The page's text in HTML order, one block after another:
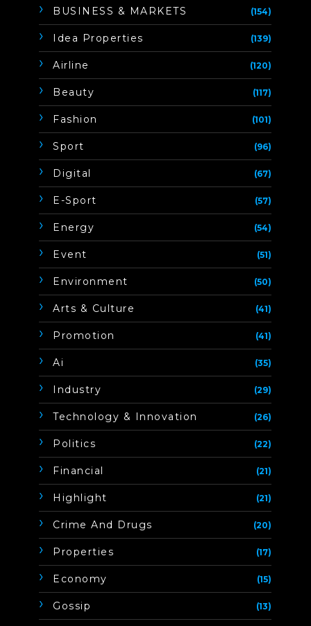
BUSINESS & MARKETS (154)
Idea Properties (139)
Airline (120)
Beauty (117)
Fashion (101)
Sport (96)
Digital (67)
E-Sport (57)
Energy (54)
Event (51)
Environment (50)
Arts & Culture (41)
Promotion (41)
Ai (35)
Industry (29)
Technology & Innovation (26)
Politics (22)
Financial (21)
Highlight (21)
Crime And Drugs (20)
Properties (17)
Economy (15)
Gossip (13)